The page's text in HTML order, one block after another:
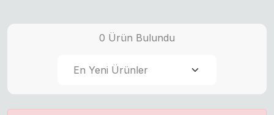
0 Ürün Bulundu